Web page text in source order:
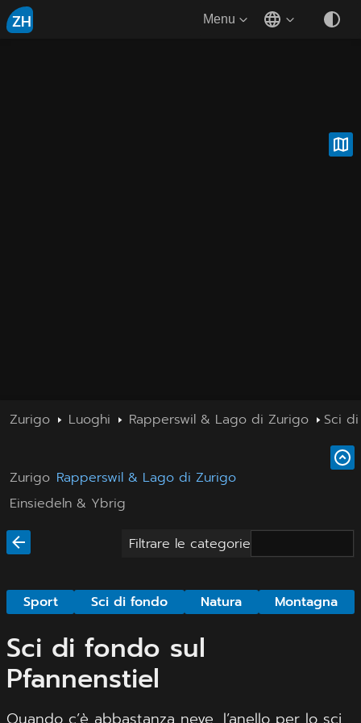
ZH Menu
Zurigo Luoghi Rapperswil & Lago di Zurigo Sci
Zurigo Rapperswil & Lago di Zurigo
Einsiedeln & Ybrig
Filtrare le categorie
Sport Sci di fondo Natura Montagna
Sci di fondo sul
Pfannenstiel